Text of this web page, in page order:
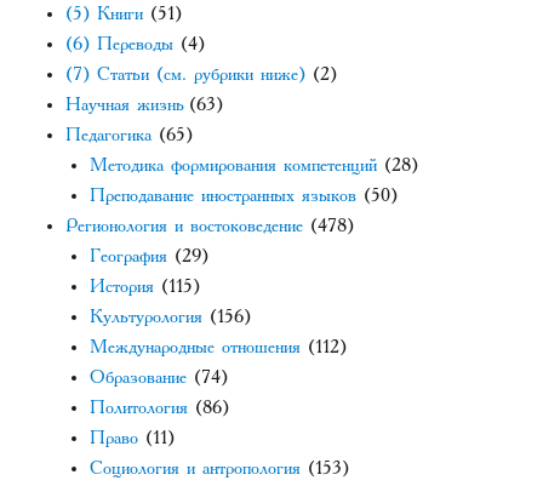
(5) Книги (51)
(6) Переводы (4)
(7) Статьи (см. рубрики ниже) (2)
Научная жизнь(63)
Педагогика (65)
Методика формирования компетенций (28)
Преподавание иностранных языков (50)
Регионология и востоковедение (478)
География (29)
История (115)
Культурология (156)
Международные отношения (112)
Образование (74)
Политология (86)
Право (11)
Социология и антропология (153)